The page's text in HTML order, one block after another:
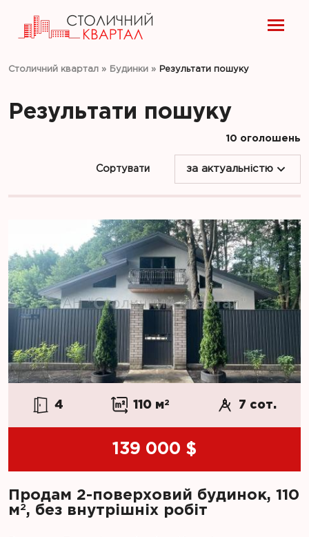
Столичний квартал » Будинки » Результати пошуку
Результати пошуку
10 оголошень
Сортувати за актуальністю
4 110 м2 7 сот.
139 000 $
Продам 2-поверховий будинок, 110
м2, без внутрішніх робіт